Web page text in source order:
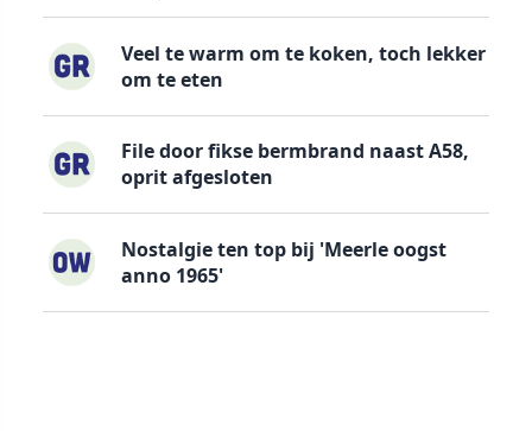
Veel te warm om te koken, toch lekker
om te eten
File door fikse bermbrand naast A58,
oprit afgesloten
Nostalgie ten top bij 'Meerle oogst
anno 1965'